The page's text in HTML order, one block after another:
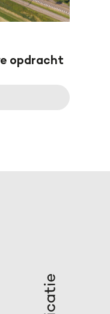
opdracht